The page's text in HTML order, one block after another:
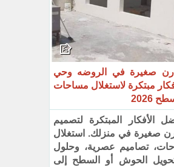
صغيرة في الروضه وحي
مبتكرة لاستغلال مساحات
2026
الأفكار المبتكرة لتصميم
صغيرة في منزلك. استغلال
تصاميم عصرية، وحلول
الحوش أو السطح إلى